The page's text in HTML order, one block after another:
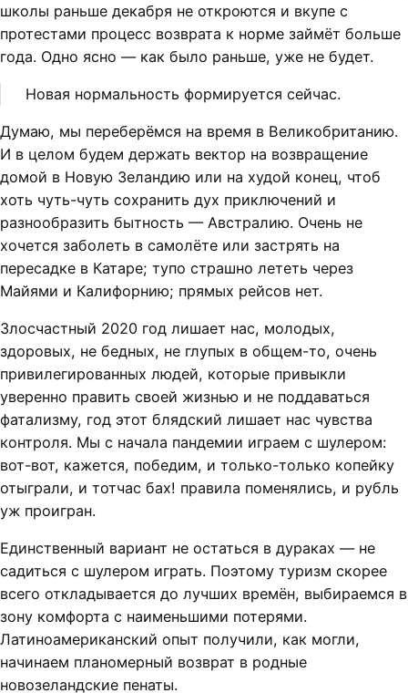
школы раньше декабря не откроются и вкупе с
протестами процесс возврата к норме займёт больше
года. Одно ясно — как было раньше, уже не будет.
Новая нормальность формируется сейчас.
Думаю, мы переберёмся на время в Великобританию.
И в целом будем держать вектор на возвращение
домой в Новую Зеландию или на худой конец, чтоб
хоть чуть-чуть сохранить дух приключений и
разнообразить бытность — Австралию. Очень не
хочется заболеть в самолёте или застрять на
пересадке в Катаре; тупо страшно лететь через
Майями и Калифорнию; прямых рейсов нет.
Злосчастный 2020 год лишает нас, молодых,
здоровых, не бедных, не глупых в общем-то, очень
привилегированных людей, которые привыкли
уверенно править своей жизнью и не поддаваться
фатализму, год этот блядский лишает нас чувства
контроля. Мы с начала пандемии играем с шулером:
вот-вот, кажется, победим, и только-только копейку
отыграли, и тотчас бах! правила поменялись, и рубль
уж проигран.
Единственный вариант не остаться в дураках — не
садиться с шулером играть. Поэтому туризм скорее
всего откладывается до лучших времён, выбираемся в
зону комфорта с наименьшими потерями.
Латиноамериканский опыт получили, как могли,
начинаем планомерный возврат в родные
новозеландские пенаты.